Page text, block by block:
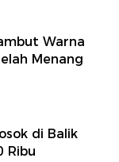
Warna
Menang
di Balik
Ribu